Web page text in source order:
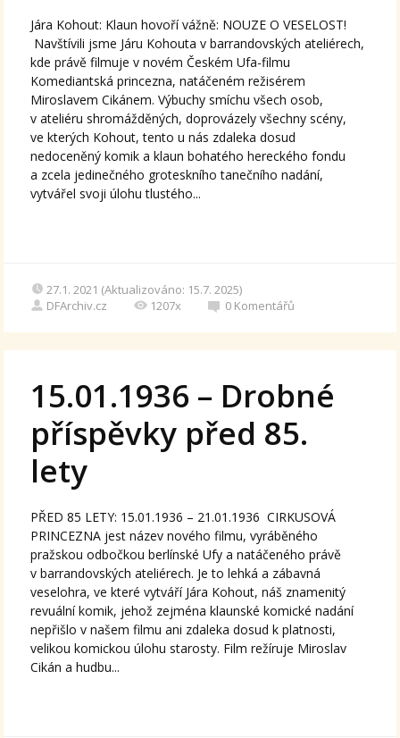
Jára Kohout: Klaun hovoří vážně: NOUZE O VESELOST!
Navštívili jsme Járu Kohouta v barrandovských ateliérech,
kde právě filmuje v novém Českém Ufa-filmu
Komediantská princezna, natáčeném režisérem
Miroslavem Cikánem. Výbuchy smíchu všech osob,
v ateliéru shromážděných, doprovázely všechny scény,
ve kterých Kohout, tento u nás zdaleka dosud
nedoceněný komik a klaun bohatého hereckého fondu
a zcela jedinečného groteskního tanečního nadání,
vytvářel svoji úlohu tlustého...
27.1. 2021 (Aktualizováno: 15.7. 2025)
DFArchiv.cz
1207x 0 Komentářů
15.01.1936 – Drobné
příspěvky před 85.
lety
PŘED 85 LETY: 15.01.1936 – 21.01.1936 CIRKUSOVÁ
PRINCEZNA jest název nového filmu, vyráběného
pražskou odbočkou berlínské Ufy a natáčeného právě
v barrandovských ateliérech. Je to lehká a zábavná
veselohra, ve které vytváří Jára Kohout, náš znamenitý
revuální komik, jehož zejména klaunské komické nadání
nepřišlo v našem filmu ani zdaleka dosud k platnosti,
velikou komickou úlohu starosty. Film režíruje Miroslav
Cikán a hudbu...